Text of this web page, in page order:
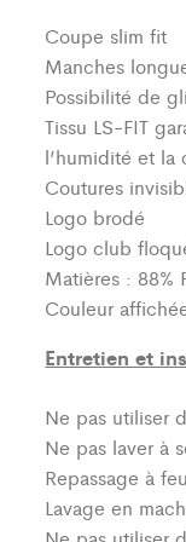
Coupe slim fit
Manches
Possibilité de
Tissu LS-FIT
l’humidité et la
Coutures
Logo brodé
Logo club
Matières : 88%
Couleur
Entretien et
Ne pas utiliser
Ne pas laver à
Repassage à
Lavage en